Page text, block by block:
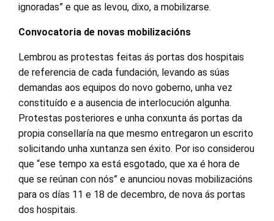
ignoradas” e que as levou, dixo, a mobilizarse.
Convocatoria de novas mobilizacións
Lembrou as protestas feitas ás portas dos hospitais
de referencia de cada fundación, levando as súas
demandas aos equipos do novo goberno, unha vez
constituído e a ausencia de interlocución algunha.
Protestas posteriores e unha conxunta ás portas da
propia consellaría na que mesmo entregaron un escrito
solicitando unha xuntanza sen éxito. Por iso considerou
que “ese tempo xa está esgotado, que xa é hora de
que se reúnan con nós” e anunciou novas mobilizacións
para os días 11 e 18 de decembro, de nova ás portas
dos hospitais.